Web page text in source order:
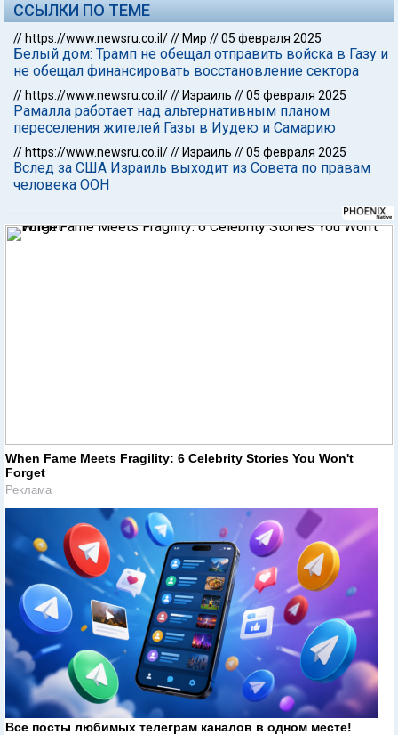
ССЫЛКИ ПО ТЕМЕ
// https://www.newsru.co.il/// Мир //05 февраля 2025
Белый дом: Трамп не обещал отправить войска в Газу и
не обещал финансировать восстановление сектора
// https://www.newsru.co.il/// Израиль //05 февраля 2025
Рамалла работает над альтернативным планом
переселения жителей Газы в Иудею и Самарию
// https://www.newsru.co.il/// Израиль //05 февраля 2025
Вслед за США Израиль выходит из Совета по правам
человека ООН
When Fame Meets Fragility: 6 Celebrity Stories You Won't
Forget
Реклама
Все посты любимых телеграм каналов в одном месте!